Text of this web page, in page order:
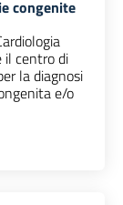
congenite
il centro di
la diagnosi
e/o